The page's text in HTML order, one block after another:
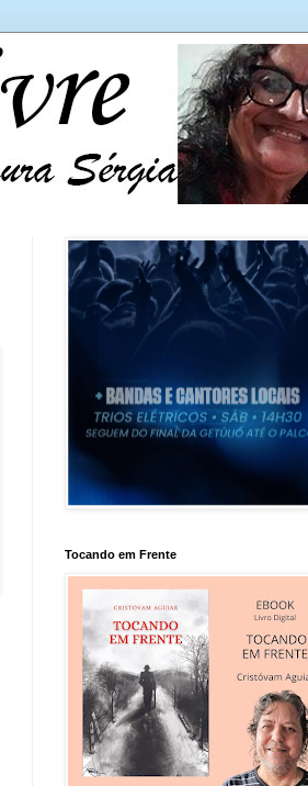
Tocando em Frente